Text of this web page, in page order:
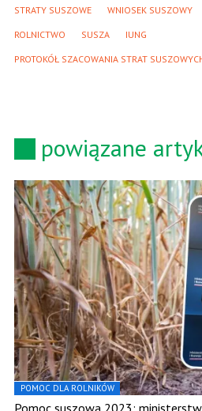
STRATY SUSZOWE WNIOSEK SUSZOWY
ROLNICTWO SUSZA IUNG
PROTOKÓŁ SZACOWANIA STRAT
powiązane
POMOC DLA ROLNIKÓW
Pomoc suszowa 2023: